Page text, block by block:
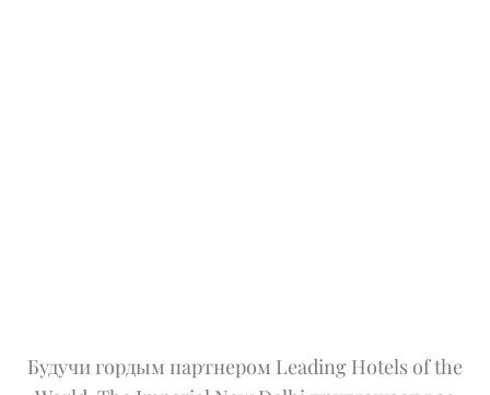
Будучи гордым партнером Leading Hotels of the